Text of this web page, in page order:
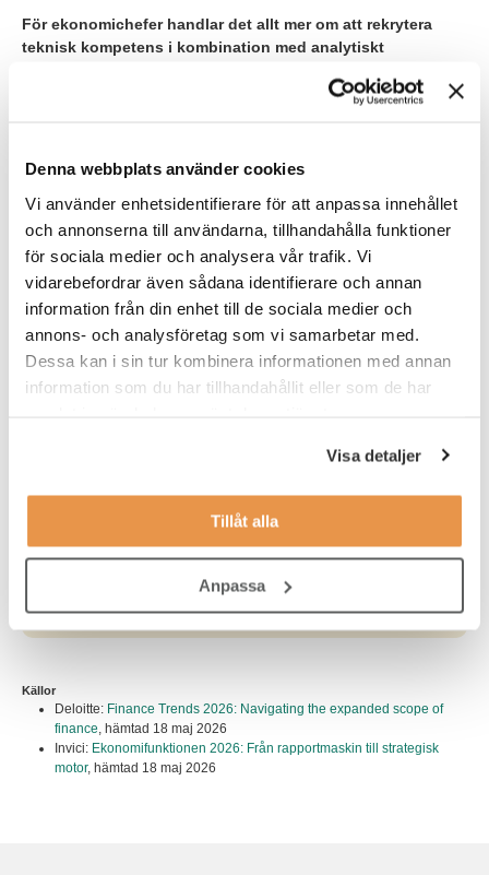
Denna webbplats använder cookies
Vi använder enhetsidentifierare för att anpassa innehållet
och annonserna till användarna, tillhandahålla funktioner
för sociala medier och analysera vår trafik. Vi
vidarebefordrar även sådana identifierare och annan
information från din enhet till de sociala medier och
annons- och analysföretag som vi samarbetar med.
Dessa kan i sin tur kombinera informationen med annan
information som du har tillhandahållit eller som de har
Visa detaljer
Tillåt alla
Anpassa
För ekonomichefer handlar det allt mer om att rekrytera
teknisk kompetens i kombination med analytiskt
eller konsultinhyrning? Hör av
Kontakta oss!
Skribent
Charlotte Ulvros
Charlotte är marknads- och digitalchef på Talent
Navigation Group och ansvarar för marknadsföring,
digital marknadsföring, webb, content och analys. Hon
följer utvecklingen på den svenska och internationella
interimslösningar och svenska arbetsgivare. Insikter och
trender som hon delar hon med sig av på TNG:s
kompetensförsörjning ska bygga på fakta och bidra till
Källor
Deloitte: Finance Trends 2026: Navigating the expanded scope of
finance, hämtad 18 maj 2026
Invici: Ekonomifunktionen 2026: Från rapportmaskin till strategisk
motor, hämtad 18 maj 2026